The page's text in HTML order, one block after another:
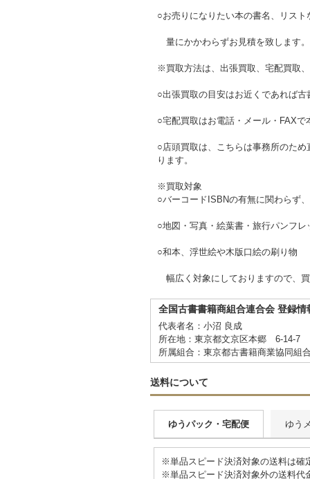
○お売りになりたい本の書名、リス
量にかかわらずお見積を致します。
※買取方法は、出張買取、宅配買取
○出張買取の目安はお近くであれば
○宅配買取はお電話・メール・FAX
○店頭買取は、こちらは事務所のた
ります。
※買取対象
○バーコードISBNの有無に関わらず
○地図・写真・絵葉書・旅行パンフ
○和本、浮世絵や木版口絵の刷り物
幅広く対象にしておりますので、
全国古書書籍商組合連合会 登録情
代表者名：小沼 良成
所在地：東京都文京区本郷 6-14-7
所属組合：東京都古書籍商業協同組
送料について
ゆうパック・宅配便 ゆう
※単品スピード決済対象の送料は確
※単品スピード決済対象外の送料代